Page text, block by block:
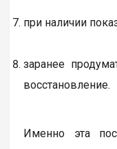
при наличии
заранее
восстановление.
Именно эта